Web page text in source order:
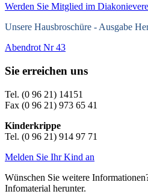
Werden Sie Mitglied im
Unsere Hausbroschüre - Ausgabe
Abendrot Nr 43
Sie erreichen uns
Tel. (0 96 21) 14151
Fax (0 96 21) 973 65 41
Kinderkrippe
Tel. (0 96 21) 914 97 71
Melden Sie Ihr Kind an
Wünschen Sie weitere
Infomaterial herunter.